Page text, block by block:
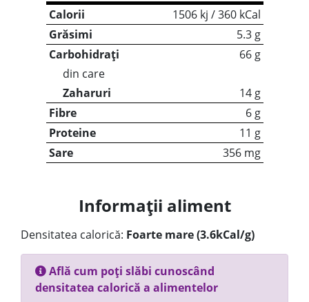
Calorii
1506 kj / 360 kCal
Grăsimi
5.3 g
Carbohidrați
66 g
din care
Zaharuri
14 g
Fibre
6 g
Proteine
11 g
Sare
356 mg
Informații aliment
Densitatea calorică: Foarte mare (3.6kCal/g)
Află cum poți slăbi cunoscând
densitatea calorică a alimentelor